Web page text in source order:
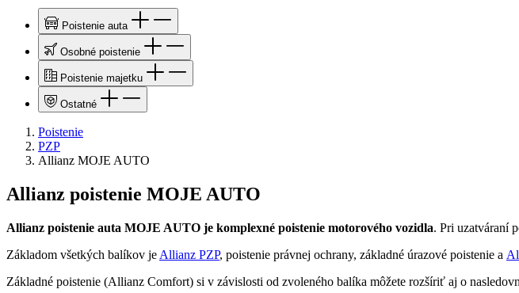
Poistenie auta
Osobné poistenie
Poistenie majetku
Ostatné
Poistenie
PZP
Allianz MOJE AUTO
Allianz poistenie MOJE AUTO
Allianz poistenie auta MOJE AUTO je komplexné poistenie motorového vozidla. Pri uzatváraní
Základom všetkých balíkov je Allianz PZP, poistenie právnej ochrany, základné úrazové poistenie a
Základné poistenie (Allianz Comfort) si v závislosti od zvoleného balíka môžete rozšíriť aj o